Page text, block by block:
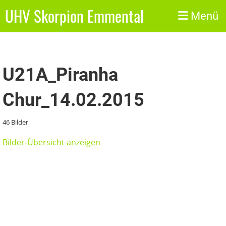
UHV Skorpion Emmental Menü
Zurück
U21A_Piranha
Chur_14.02.2015
46 Bilder
Bilder-Übersicht anzeigen